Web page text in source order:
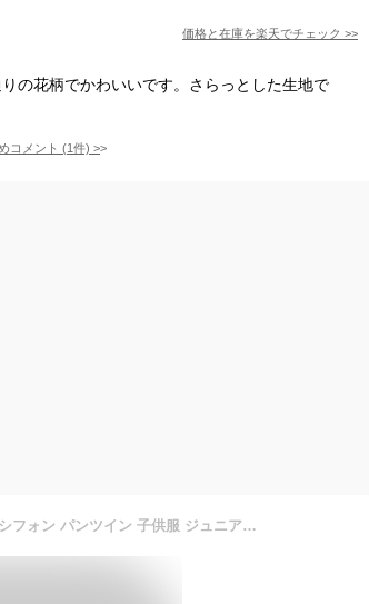
価格と在庫を楽天でチェック >>
の花柄でかわいいです。さらっとした生地で
コメント (1件) >
キュロット スカート キッズ 女の子 シフォン パンツイン 子供服 ジュニア服 アイボリー ロゴ /ネイビー 花柄 /ラベンダー チェック /黒 ドット 身長140/150/160cm ニッセン nissen